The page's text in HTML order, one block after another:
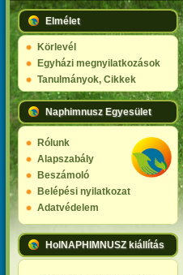
Elmélet
Körlevél
Egyházi megnyilatkozások
Tanulmányok, Cikkek
Naphimnusz Egyesület
Rólunk
Alapszabály
Beszámoló
Belépési nyilatkozat
Adatvédelem
HolNAPHIMNUSZ kiállítás